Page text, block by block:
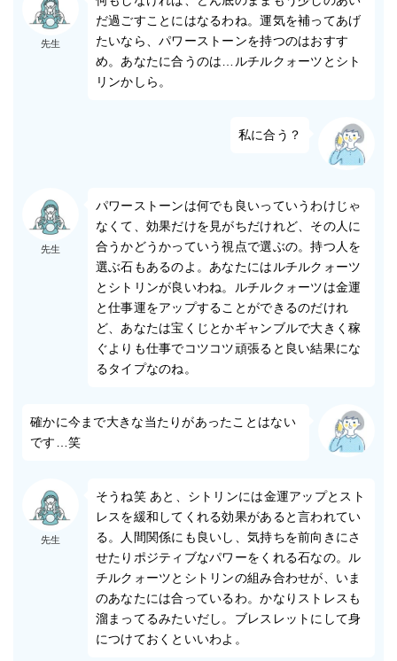
先生
だ過ごすことにはなるわね。運気を補ってあげ
たいなら、パワーストーンを持つのはおすす
め。あなたに合うのは…ルチルクォーツとシト
リンかしら。
私に合う？
先生
パワーストーンは何でも良いっていうわけじゃ
なくて、効果だけを見がちだけれど、その人に
合うかどうかっていう視点で選ぶの。持つ人を
選ぶ石もあるのよ。あなたにはルチルクォーツ
とシトリンが良いわね。ルチルクォーツは金運
と仕事運をアップすることができるのだけれ
ど、あなたは宝くじとかギャンブルで大きく稼
ぐよりも仕事でコツコツ頑張ると良い結果にな
るタイプなのね。
確かに今まで大きな当たりがあったことはない
です…笑
先生
そうね笑 あと、シトリンには金運アップとスト
レスを緩和してくれる効果があると言われてい
る。人間関係にも良いし、気持ちを前向きにさ
せたりポジティブなパワーをくれる石なの。ル
チルクォーツとシトリンの組み合わせが、いま
のあなたには合っているわ。かなりストレスも
溜まってるみたいだし。ブレスレットにして身
につけておくといいわよ。